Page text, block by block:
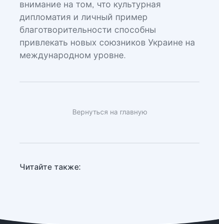
внимание на том, что культурная
дипломатия и личный пример
благотворительности способны
привлекать новых союзников Украине на
международном уровне.
Вернуться на главную
Читайте также: